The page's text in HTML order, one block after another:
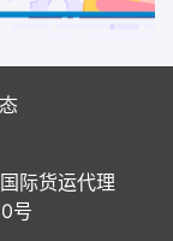
际货运代理
号